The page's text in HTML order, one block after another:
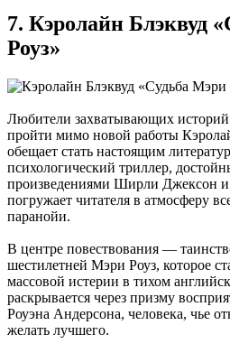
7. Кэролайн Блэквуд
Роуз»
Любители захватывающих историй
пройти мимо новой работы
обещает стать настоящим
психологический триллер,
произведениями Ширли Джексон
погружает читателя в атмосферу
паранойи.
В центре повествования —
шестилетней Мэри Роуз, которое
массовой истерии в тихом
раскрывается через призму
Роуэна Андерсона, человека, чье
желать лучшего.